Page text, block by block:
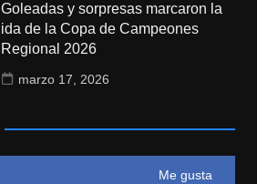
Goleadas y sorpresas marcaron la
ida de la Copa de Campeones
Regional 2026
marzo 17, 2026
Me gusta